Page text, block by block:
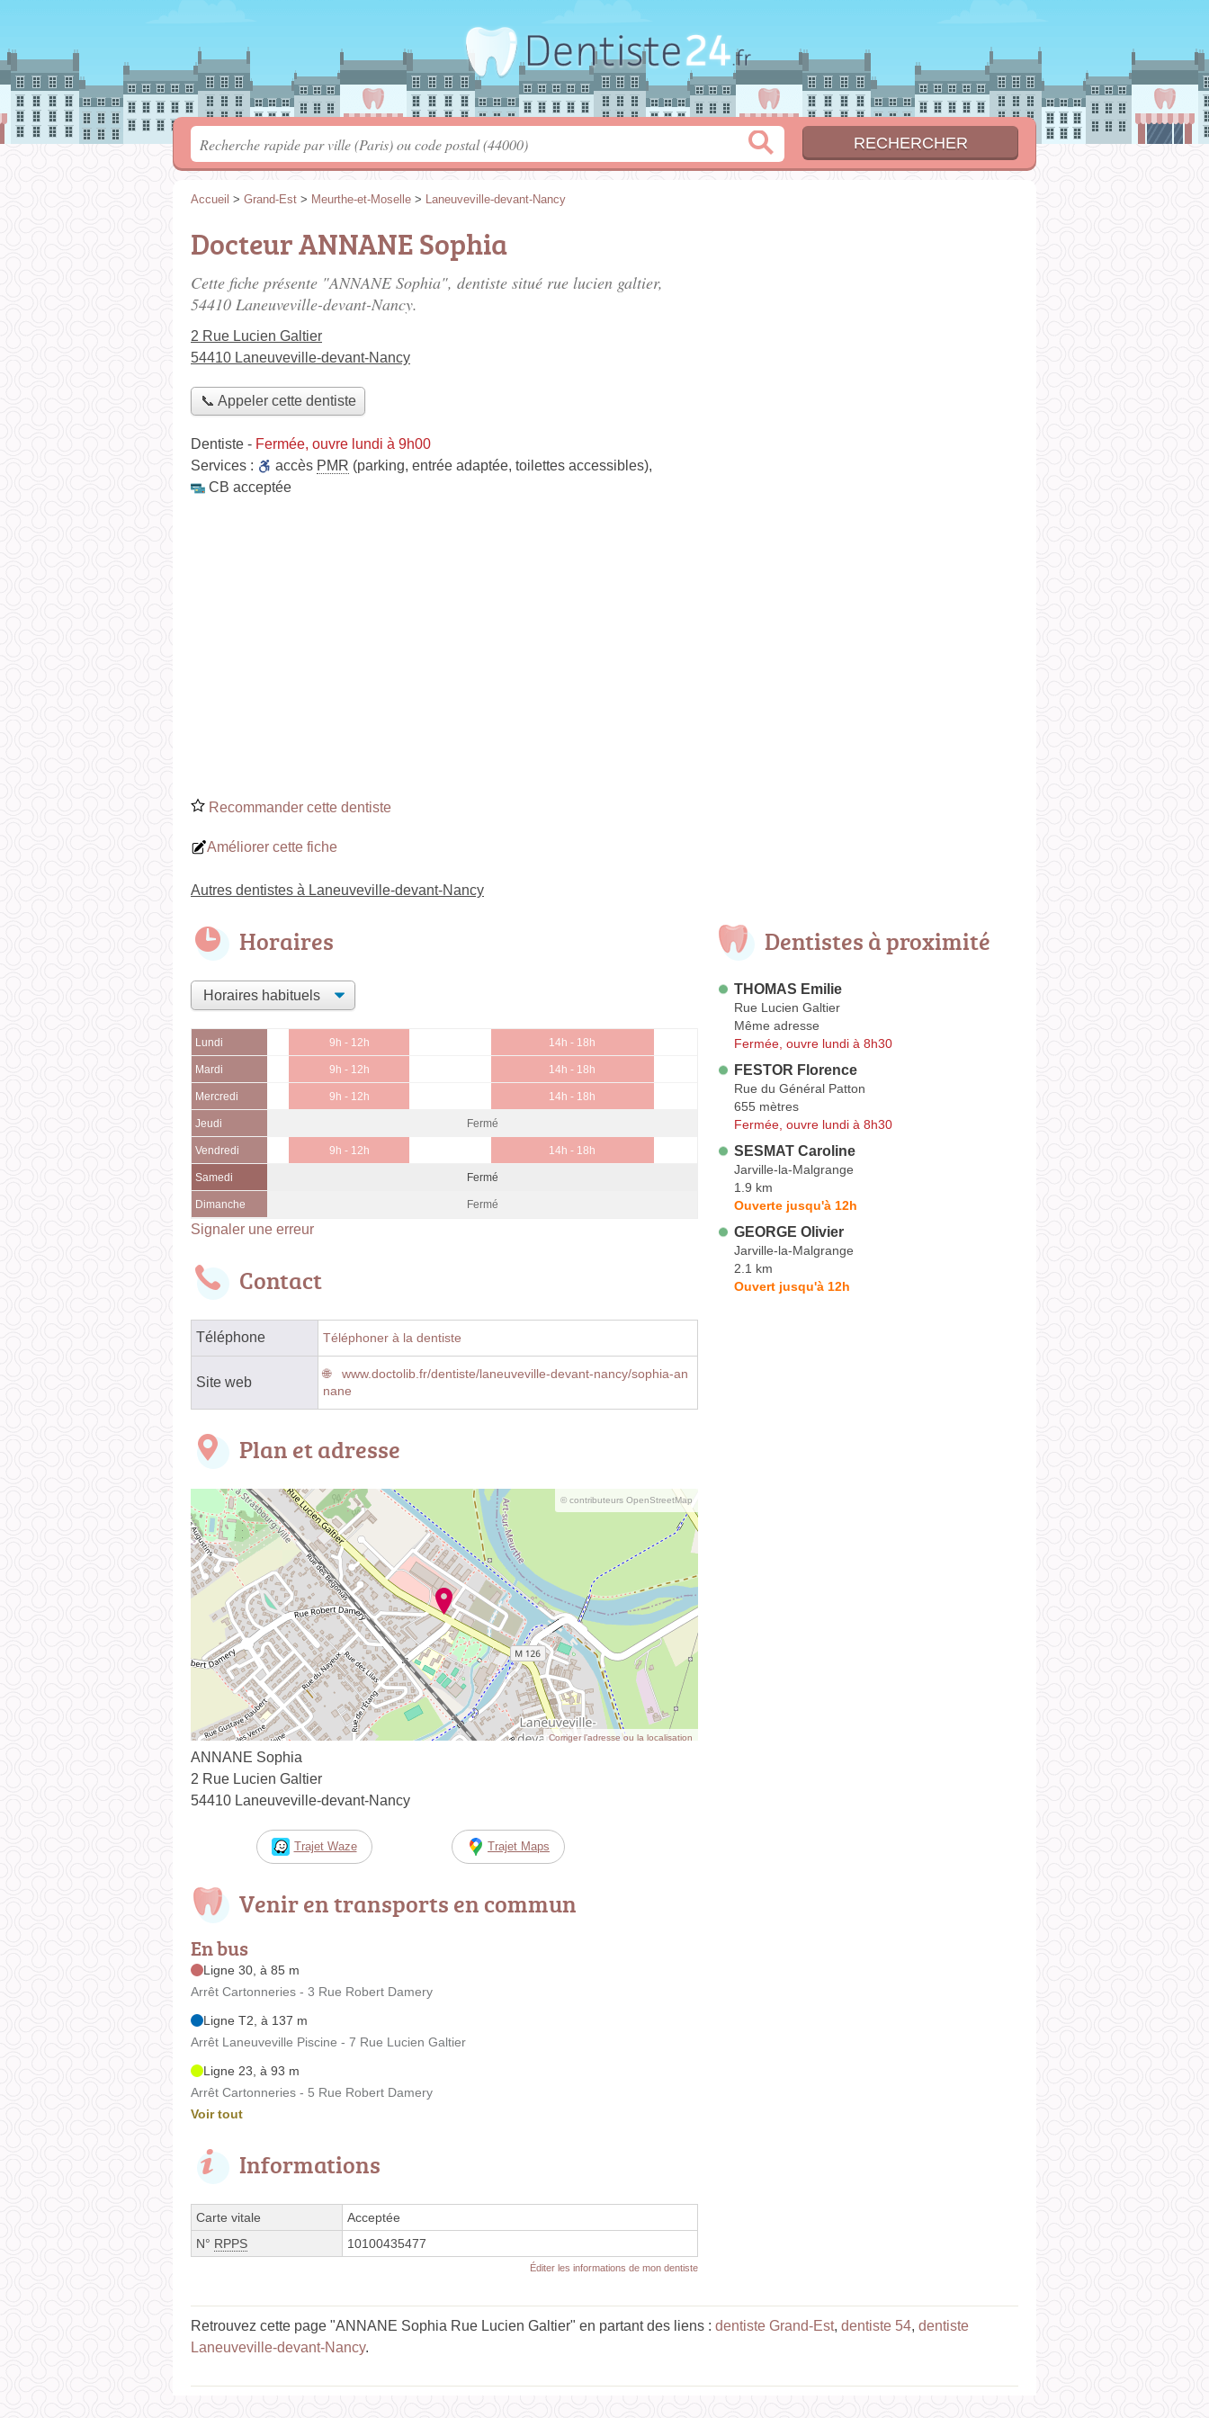
Accueil > Grand-Est > Meurthe-et-Moselle > Laneuveville-devant-Nancy
Docteur ANNANE Sophia
Cette fiche présente "ANNANE Sophia", dentiste situé rue lucien galtier,
54410 Laneuveville-devant-Nancy.
2 Rue Lucien Galtier
54410 Laneuveville-devant-Nancy
📞 Appeler cette dentiste
Dentiste - Fermée, ouvre lundi à 9h00
Services :
accès PMR (parking, entrée adaptée, toilettes accessibles),
CB acceptée
Recommander cette dentiste
Améliorer cette fiche
Autres dentistes à Laneuveville-devant-Nancy
Horaires
Lundi 9h - 12h 14h - 18h
Mardi 9h - 12h 14h - 18h
Mercredi 9h - 12h 14h - 18h
Jeudi Fermé
Vendredi 9h - 12h 14h - 18h
Samedi Fermé
Dimanche Fermé
Signaler une erreur
Contact
Téléphone Téléphoner à la dentiste
Site web
www.doctolib.fr/dentiste/laneuveville-devant-nancy/sophia-an
nane
Plan et adresse
© contributeurs OpenStreetMap
Corriger l’adresse ou la localisation
ANNANE Sophia
2 Rue Lucien Galtier
54410 Laneuveville-devant-Nancy
Trajet Waze Trajet Maps
Venir en transports en commun
En bus
Ligne 30, à 85 m
Arrêt Cartonneries - 3 Rue Robert Damery
Ligne T2, à 137 m
Arrêt Laneuveville Piscine - 7 Rue Lucien Galtier
Ligne 23, à 93 m
Arrêt Cartonneries - 5 Rue Robert Damery
Voir tout
Informations
Carte vitale
Acceptée
N° RPPS 10100435477
Éditer les informations de mon dentiste
Dentistes à proximité
THOMAS Emilie
Rue Lucien Galtier
Même adresse
Fermée, ouvre lundi à 8h30
FESTOR Florence
Rue du Général Patton
655 mètres
Fermée, ouvre lundi à 8h30
SESMAT Caroline
Jarville-la-Malgrange
1.9 km
Ouverte jusqu'à 12h
GEORGE Olivier
Jarville-la-Malgrange
2.1 km
Ouvert jusqu'à 12h
Retrouvez cette page "ANNANE Sophia Rue Lucien Galtier" en partant des liens : dentiste Grand-Est, dentiste 54, dentiste
Laneuveville-devant-Nancy.